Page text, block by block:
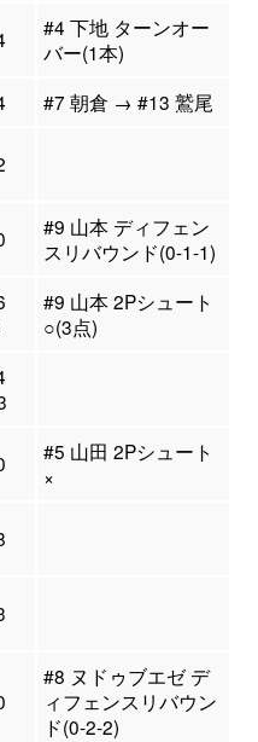
#4 下地 ターンオー
バー(1本)
#7 朝倉 → #13 鷲尾
#9 山本 ディフェン
スリバウンド(0-1-1)
#9 山本 2Pシュート
○(3点)
#5 山田 2Pシュート
×
#8 ヌドゥブエゼ デ
ィフェンスリバウン
ド(0-2-2)